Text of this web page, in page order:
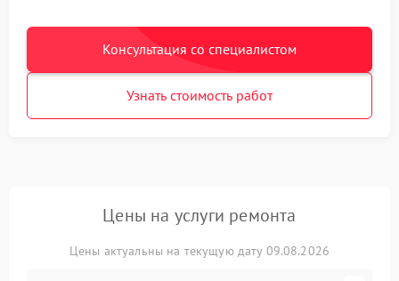
Консультация со специалистом
Узнать стоимость работ
Цены на услуги ремонта
Цены актуальны на текущую дату 09.08.2026